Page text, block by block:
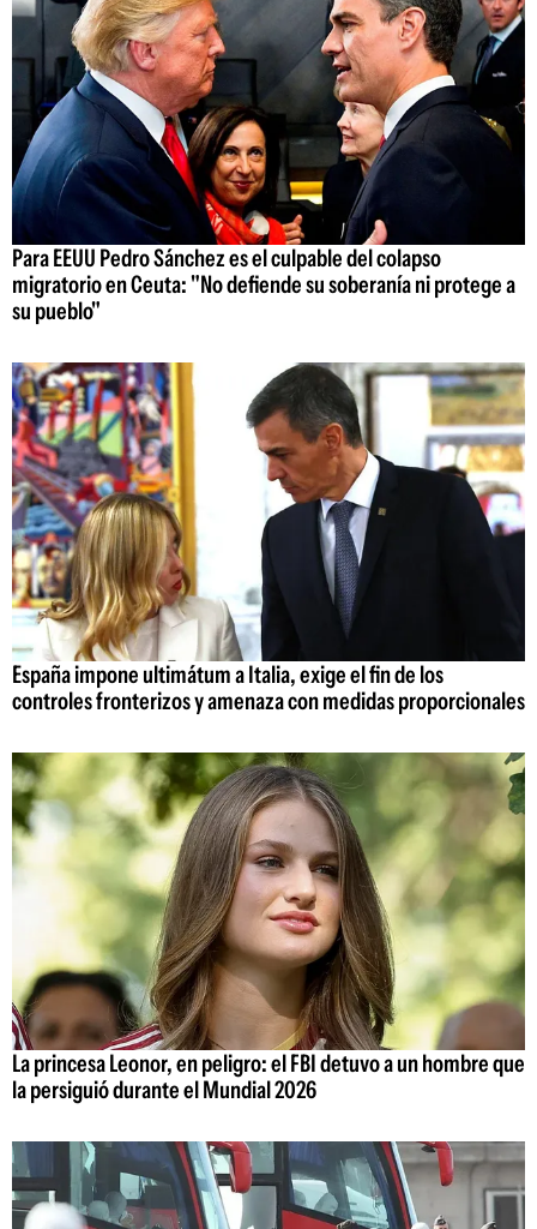
Para EEUU Pedro Sánchez es el culpable del colapso
migratorio en Ceuta: "No defiende su soberanía ni protege a
su pueblo"
España impone ultimátum a Italia, exige el fin de los
controles fronterizos y amenaza con medidas proporcionales
La princesa Leonor, en peligro: el FBI detuvo a un hombre que
la persiguió durante el Mundial 2026